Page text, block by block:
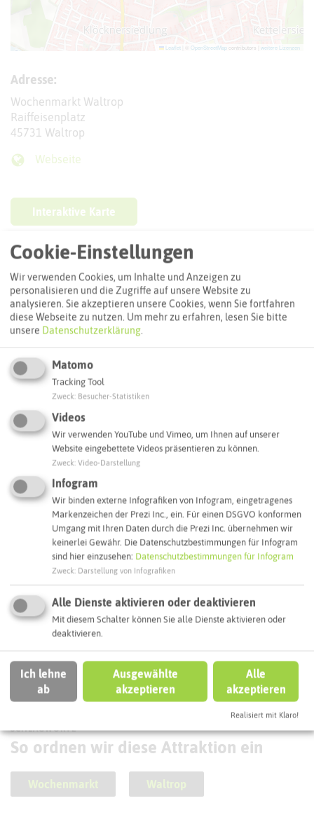
Leaflet OpenStreetMapcontributors | weitere Lizenzen
Adresse:
Wochenmarkt Waltrop
Raiffeisenplatz
45731 Waltrop
Webseite
Interaktive Karte
Routenplanung zum Ziel:
ÖPNV-Route finden
ATTRAKTIONEN IN DER UMGEBUNG
Was ihr hier noch erleben könnt
WALTROP
Waltroper Rundtour
SCHLAGWORTE
So ordnen wir diese Attraktion ein
Wochenmarkt Waltrop
Cookie-Einstellungen
Wir verwenden Cookies, um Inhalte und Anzeigen zu
personalisieren und die Zugriffe auf unsere Website zu
analysieren. Sie akzeptieren unsere Cookies, wenn Sie fortfahren
diese Webseite zu nutzen. Um mehr zu erfahren, lesen Sie bitte
unsere Datenschutzerklärung.
Matomo
Tracking Tool
Zweck Besucher-Statistiken
Videos
Wir verwenden YouTube und Vimeo, um Ihnen auf unserer
Website eingebettete Videos präsentieren zu können.
Zweck Video-Darstellung
Infogram
Wir binden externe Infografiken von Infogram, eingetragenes
Markenzeichen der Prezi Inc., ein. Für einen DSGVO konformen
Umgang mit Ihren Daten durch die Prezi Inc. übernehmen wir
keinerlei Gewähr. Die Datenschutzbestimmungen für Infogram
sind hier einzusehen: Datenschutzbestimmungen für Infogram
Zweck Darstellung von Infografiken
Alle Dienste aktivieren oder deaktivieren
Mit diesem Schalter können Sie alle Dienste aktivieren oder
deaktivieren.
Ich lehne
ab
Ausgewählte
akzeptieren
Alle
akzeptieren
Realisiert mit Klaro!